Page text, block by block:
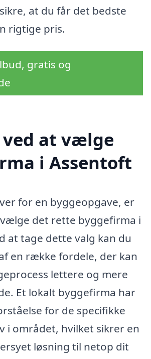
at du får det bedste
rigtige pris.
gratis og
ved at vælge
i Assentoft
for en byggeopgave, er
det rette byggefirma i
at tage dette valg kan du
en række fordele, der kan
lettere og mere
Et lokalt byggefirma har
for de specifikke
i området, hvilket sikrer en
løsning til netop dit